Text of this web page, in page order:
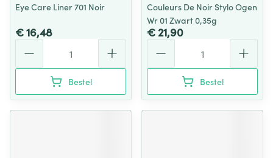
Eye Care Liner 701 Noir
€ 16,48
Bestel
Couleurs De Noir Stylo Ogen
Wr 01 Zwart 0,35g
€ 21,90
Bestel